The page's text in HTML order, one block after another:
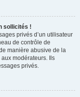
sollicités !
privés d’un utilisateur
de contrôle de
manière abusive de la
modérateurs. Ils
privés.